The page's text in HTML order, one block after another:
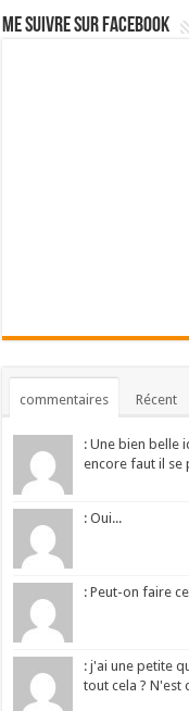
Me suivre sur Facebook
commentaires Récent
: Une bien belle
encore faut il se
: Oui...
: Peut-on faire
: j'ai une petite
tout cela ? N'est